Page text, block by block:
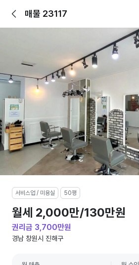
뒤로가기매물 23117
서비스업 / 미용실 50평
월세 2,000만/130만원
권리금 3,700만원
경남 창원시 진해구